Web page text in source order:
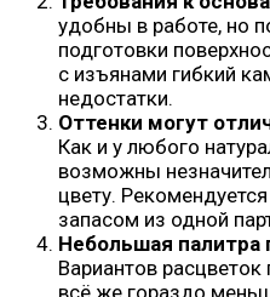
удобны в работе, но
подготовки
с изъянами гибкий
недостатки.
Оттенки могут
Как и у любого
возможны
цвету.
запасом из одной
Небольшая палитра
Вариантов